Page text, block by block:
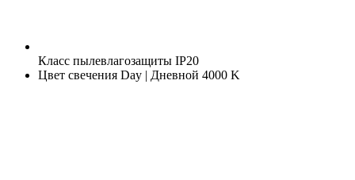
Класс пылевлагозащиты IP20
Цвет свечения Day | Дневной 4000 K